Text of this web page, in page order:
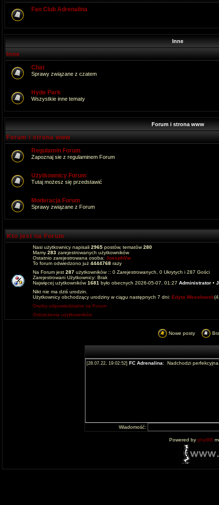
Fan Club Adrenalina
Inne
Inne
Chat
Sprawy związane z czatem
Hyde Park
Wszystkie inne tematy
Forum i strona www
Forum i strona www
Regulamin Forum
Zapoznaj sie z regulaminem Forum
Użytkownicy Forum
Tutaj możesz się przedstawić
Moderacja Forum
Sprawy związane z Forum
Kto jest na Forum
Nasi użytkownicy napisali 2965 postów, tematów280
Mamy 283 zarejestrowanych użytkowników
Ostatnio zarejestrowana osoba: JoesphVw
To forum odwiedzono już 4444768 razy
Na Forum jest 287 użytkowników :: 0 Zarejestrowanych, 0 Ukrytych i 287 Gości
Zarejestrowani Użytkownicy: Brak
Najwięcej użytkowników1681 było obecnych 2026-05-07, 01:27 Administrator •
Nikt nie ma dziś urodzin.
Użytkownicy obchodzący urodziny w ciągu następnych 7 dni: Edyta Wesolowsk
Osoby odpowiedzialne za Forum
Ostrzeżenia użytkowników
Nowe posty
Wiadomość:
Powered by phpBB